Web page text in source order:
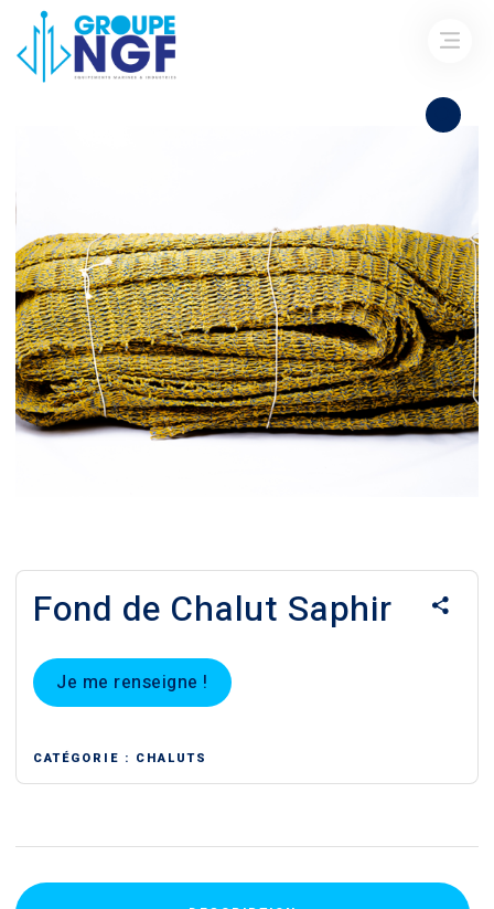
Fond de Chalut Saphir
Je me renseigne !
CATÉGORIE : CHALUTS